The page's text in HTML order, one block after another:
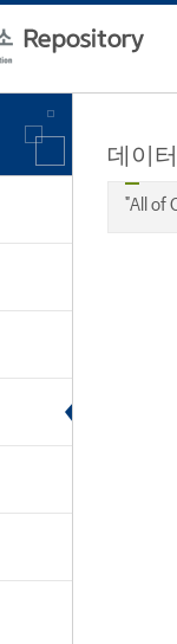
데이
"All of